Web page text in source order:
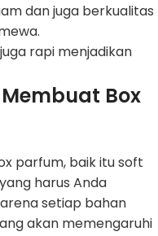
dan juga berkualitas
rapi menjadikan
Box
parfum, baik itu soft
harus Anda
setiap bahan
akan memengaruhi